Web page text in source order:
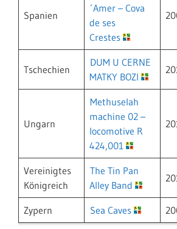
Spanien
´Amer – Cova
de ses
Crestes
Tschechien
DUM U CERNE
MATKY BOZI
Ungarn
Methuselah
machine 02 –
locomotive R
424,001
Vereinigtes
Königreich
The Tin Pan
Alley Band
Zypern Sea Caves